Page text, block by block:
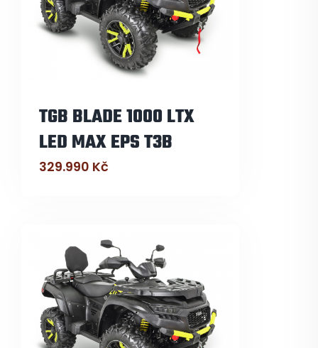
TGB BLADE 1000 LTX
LED MAX EPS T3B
329.990 Kč